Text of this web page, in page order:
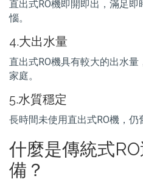
直出式RO機即開即出，滿足
惱。
4.大出水量
直出式RO機具有較大的出水
家庭。
5.水質穩定
長時間未使用直出式RO機，仍
什麼是傳統式
備？